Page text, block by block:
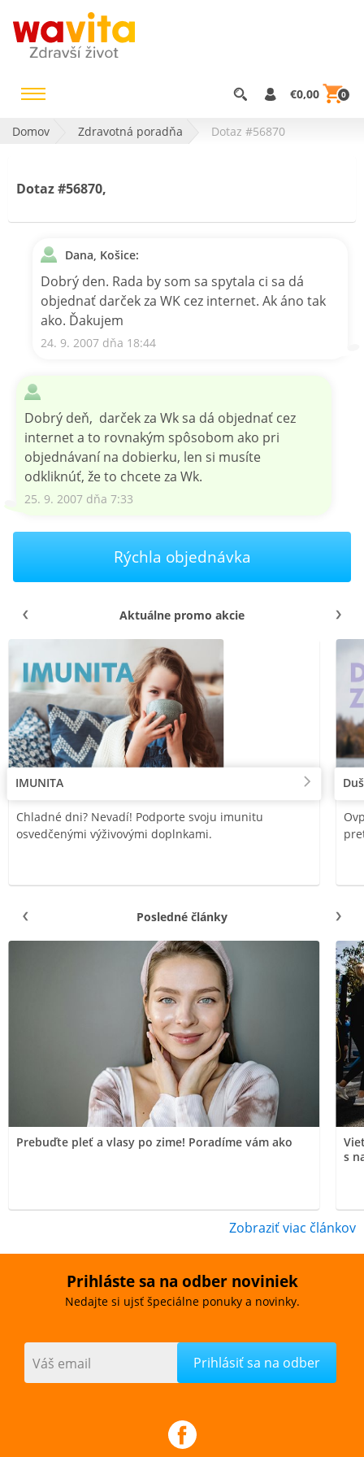
€0,00 0
Domov Zdravotná poradňa Dotaz #56870
Dotaz #56870,
Dana, Košice:
Dobrý den. Rada by som sa spytala ci sa dá
objednať darček za WK cez internet. Ak áno tak
ako. Ďakujem
24. 9. 2007 dňa 18:44
Dobrý deň, darček za Wk sa dá objednať cez
internet a to rovnakým spôsobom ako pri
objednávaní na dobierku, len si musíte
odkliknúť, že to chcete za Wk.
25. 9. 2007 dňa 7:33
Rýchla objednávka
Aktuálne promo akcie
IMUNITA
Chladné dni? Nevadí! Podporte svoju imunitu
osvedčenými výživovými doplnkami.
Posledné články
Prebuďte pleť a vlasy po zime! Poradíme vám ako
s
Zobraziť viac článkov
Prihláste sa na odber noviniek
Nedajte si ujsť špeciálne ponuky a novinky.
Váš email